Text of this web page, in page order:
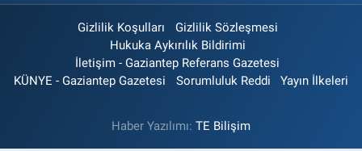
Gizlilik Koşulları
Gizlilik Sözleşmesi
Hukuka Aykırılık Bildirimi
İletişim - Gaziantep Referans Gazetesi
KÜNYE - Gaziantep Gazetesi
Sorumluluk Reddi Yayın İlkeleri
Haber Yazılımı: TE Bilişim